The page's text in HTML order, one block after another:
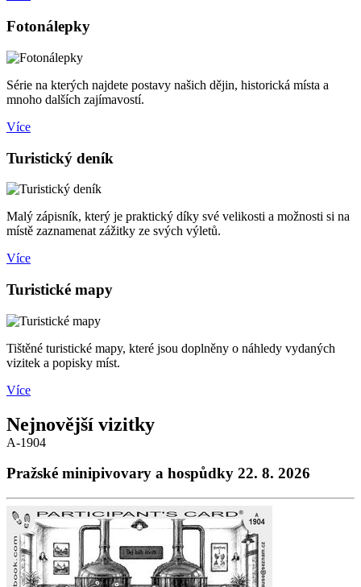
Fotonálepky
Série na kterých najdete postavy našich dějin, historická místa a
mnoho dalších zajímavostí.
Více
Turistický deník
Malý zápisník, který je praktický díky své velikosti a možnosti si na
místě zaznamenat zážitky ze svých výletů.
Více
Turistické mapy
Tištěné turistické mapy, které jsou doplněny o náhledy vydaných
vizitek a popisky míst.
Více
Nejnovější vizitky
A-1904
Pražské minipivovary a hospůdky 22. 8. 2026